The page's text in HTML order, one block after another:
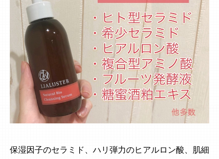
保湿因子のセラミド、ハリ弾力のヒアルロン酸、肌細